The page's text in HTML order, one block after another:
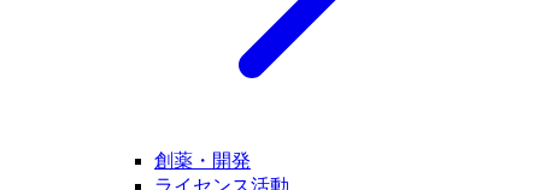
創薬・開発
ライセンス活動